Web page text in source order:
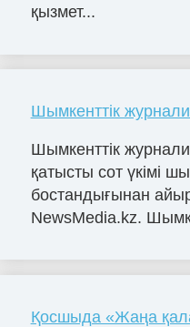
қызмет...
Шымкенттік
Шымкенттік
қатысты сот үкімі
бостандығынан
NewsMedia.kz.
Қосшыда «Жаңа